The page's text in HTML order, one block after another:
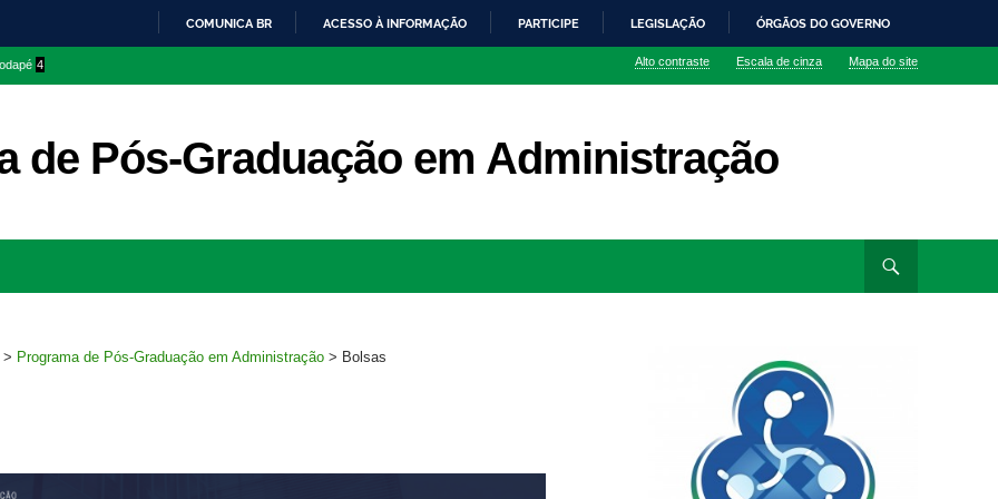
O
COMUNICA BR ACESSO À INFORMAÇÃO PARTICIPE LEGISLAÇÃO ÓRGÃOS DO GOVERNO
4 Alto contraste Escala de cinza Mapa do site
de Pós-Graduação em Administração
> Programa de Pós-Graduação em Administração > Bolsas